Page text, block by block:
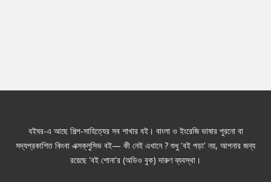
বইঘর-এ আছে শিল্প-সাহিত্যের সব শাখার বই। বাংলা ও ইংরেজি ভাষার পুরনো বা
সদ্যপ্রকাশিত কিংবা এক্সক্লুসিভ বই— কী নেই এখানে ? শুধু 'বই পড়া' নয়, আপনার জন্য
রয়েছে 'বই শোনা'র (অডিও বুক) দারুণ ব্যবস্থা।